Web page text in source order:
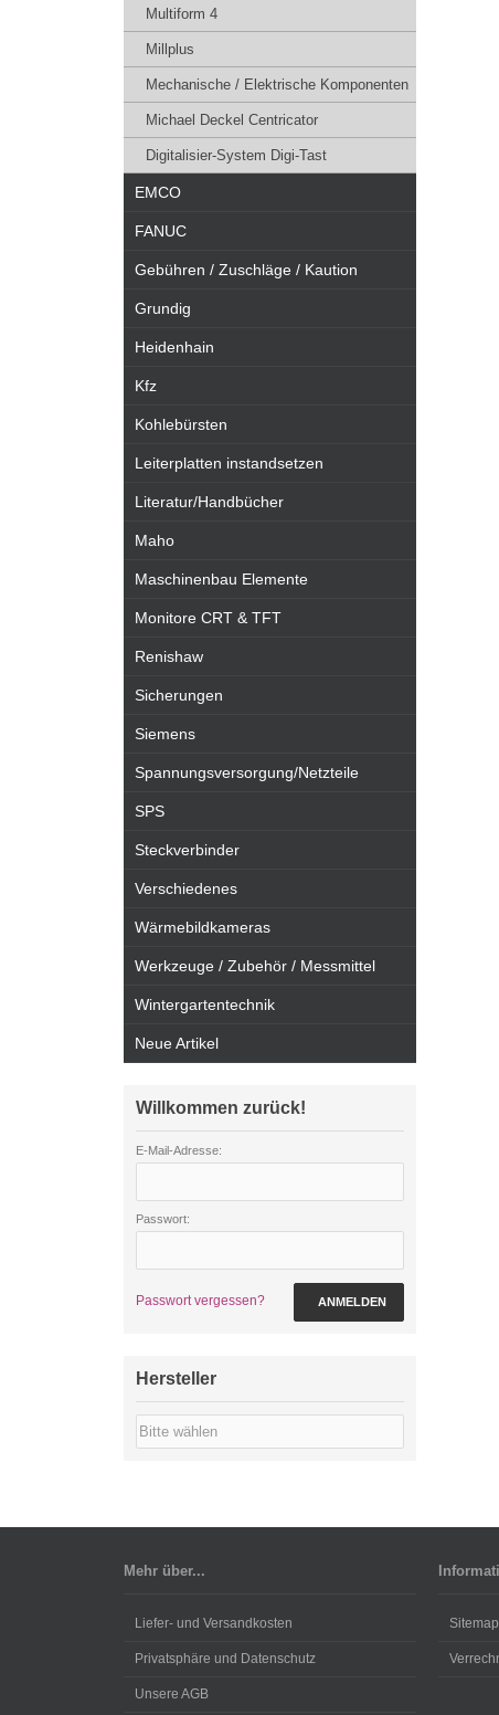
Multiform 4
Millplus
Mechanische / Elektrische Komponenten
Michael Deckel Centricator
Digitalisier-System Digi-Tast
EMCO
FANUC
Gebühren / Zuschläge / Kaution
Grundig
Heidenhain
Kfz
Kohlebürsten
Leiterplatten instandsetzen
Literatur/Handbücher
Maho
Maschinenbau Elemente
Monitore CRT & TFT
Renishaw
Sicherungen
Siemens
Spannungsversorgung/Netzteile
SPS
Steckverbinder
Verschiedenes
Wärmebildkameras
Werkzeuge / Zubehör / Messmittel
Wintergartentechnik
Neue Artikel
Willkommen zurück!
E-Mail-Adresse:
Passwort:
Passwort vergessen? ANMELDEN
Hersteller
Mehr über...
Liefer- und Versandkosten
Privatsphäre und Datenschutz
Unsere AGB
Sitemap